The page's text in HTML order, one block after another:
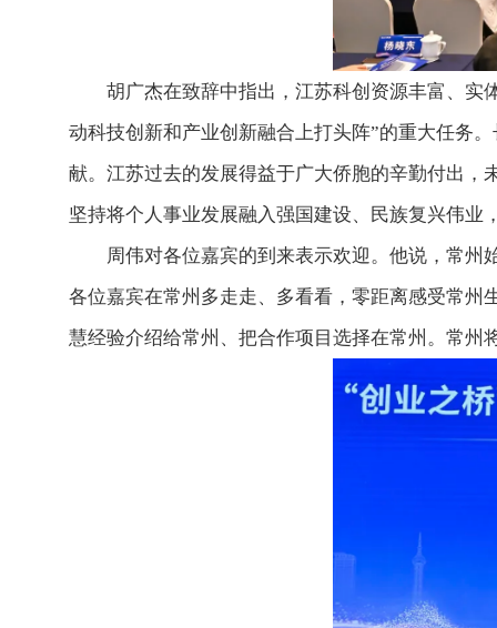
胡广杰在致辞中指出，江苏科创资源丰富、实体
动科技创新和产业创新融合上打头阵”的重大任务
献。江苏过去的发展得益于广大侨胞的辛勤付出
坚持将个人事业发展融入强国建设、民族复兴伟
周伟对各位嘉宾的到来表示欢迎。他说，常州
各位嘉宾在常州多走走、多看看，零距离感受常
慧经验介绍给常州、把合作项目选择在常州。常